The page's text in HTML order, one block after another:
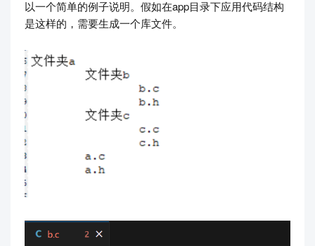
以一个简单的例子说明。假如在app目录下应用代码结构
是这样的，需要生成一个库文件。